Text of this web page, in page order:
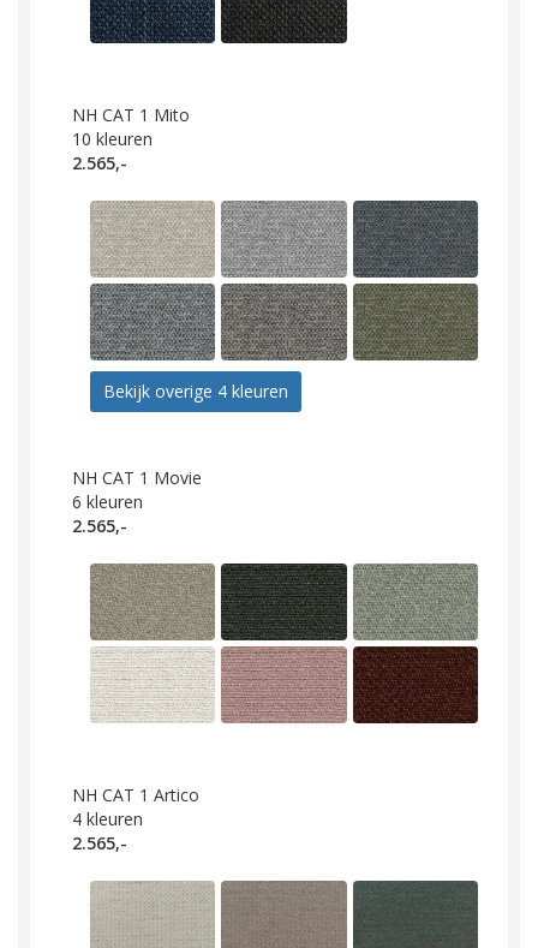
NH CAT 1 Mito
10 kleuren
2.565,-
Bekijk overige 4 kleuren
NH CAT 1 Movie
6 kleuren
2.565,-
NH CAT 1 Artico
4 kleuren
2.565,-